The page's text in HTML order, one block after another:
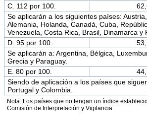
C. 112 por 100.
Se aplicarán a los siguientes países:
Alemania, Holanda, Canadá, Cuba,
Venezuela, Costa Rica, Brasil, Dinamarca y
D. 95 por 100.
Se aplicarán a: Argentina, Bélgica,
Grecia y Paraguay.
E. 80 por 100.
Siendo de aplicación a los países que
Portugal y Colombia.
Nota: Los países que no tengan un índice
Comisión de Interpretación y Vigilancia.